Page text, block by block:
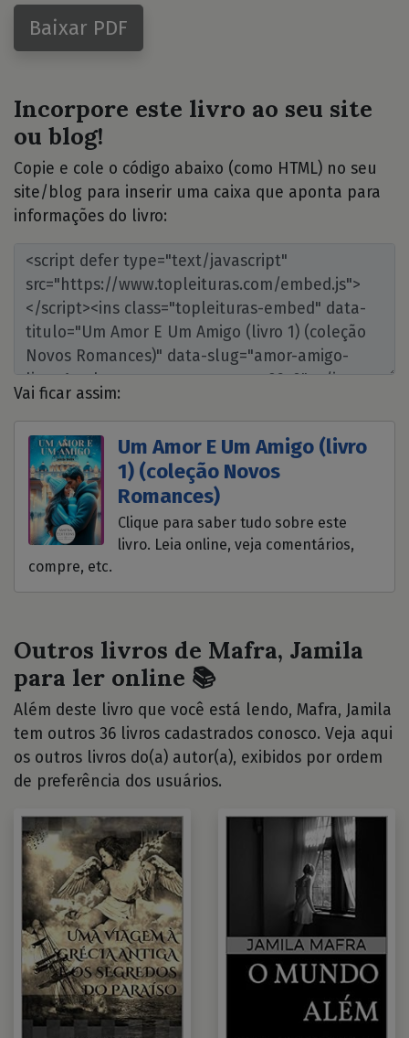
Baixar PDF
Incorpore este livro ao seu site
ou blog!
Copie e cole o código abaixo (como HTML) no seu
site/blog para inserir uma caixa que aponta para
informações do livro:
Vai ficar assim:
Um Amor E Um Amigo (livro
1) (coleção Novos
Romances)
Clique para saber tudo sobre este
livro. Leia online, veja comentários,
compre, etc.
Outros livros de Mafra, Jamila
para ler online 📚
Além deste livro que você está lendo, Mafra, Jamila
tem outros 36 livros cadastrados conosco. Veja aqui
os outros livros do(a) autor(a), exibidos por ordem
de preferência dos usuários.